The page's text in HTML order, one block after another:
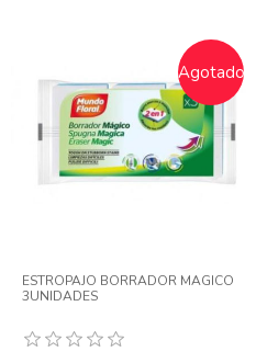
Agotado
ESTROPAJO BORRADOR MAGICO
3UNIDADES